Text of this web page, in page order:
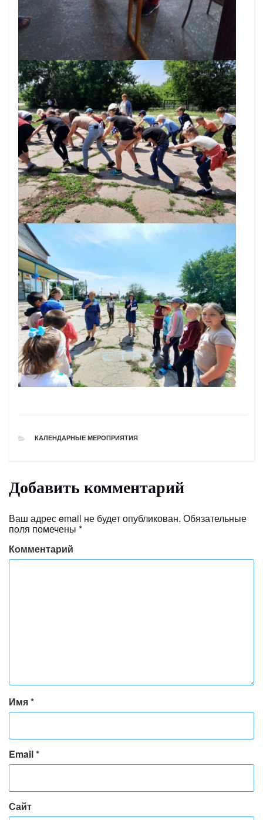
РУБРИКИ
КАЛЕНДАРНЫЕ МЕРОПРИЯТИЯ
Добавить комментарий
Ваш адрес email не будет опубликован. Обязательные
поля помечены *
Комментарий
Имя*
Email*
Сайт